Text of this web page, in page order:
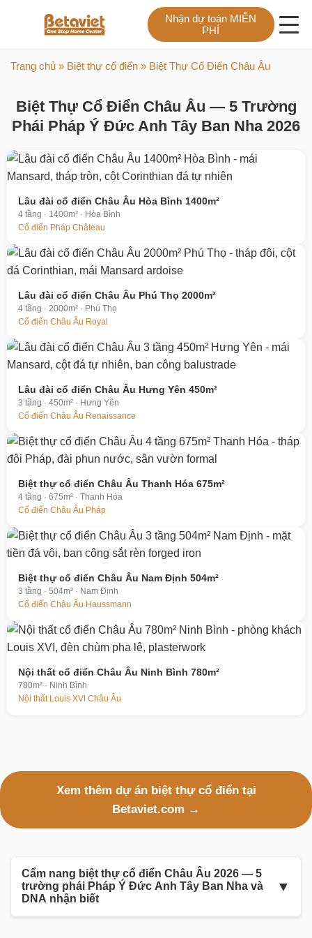
Nhận dự toán MIỄN
PHÍ
Trang chủ » Biệt thự cổ điển » Biệt Thự Cổ Điển Châu Âu
Biệt Thự Cổ Điển Châu Âu — 5 Trường
Phái Pháp Ý Đức Anh Tây Ban Nha 2026
Lâu đài cổ điển Châu Âu Hòa Bình 1400m²
4 tầng · 1400m² · Hòa Bình
Cổ điển Pháp Château
Lâu đài cổ điển Châu Âu Phú Thọ 2000m²
4 tầng · 2000m² · Phú Thọ
Cổ điển Châu Âu Royal
Lâu đài cổ điển Châu Âu Hưng Yên 450m²
3 tầng · 450m² · Hưng Yên
Cổ điển Châu Âu Renaissance
Biệt thự cổ điển Châu Âu Thanh Hóa 675m²
4 tầng · 675m² · Thanh Hóa
Cổ điển Châu Âu Pháp
Biệt thự cổ điển Châu Âu Nam Định 504m²
3 tầng · 504m² · Nam Định
Cổ điển Châu Âu Haussmann
Nội thất cổ điển Châu Âu Ninh Bình 780m²
780m² · Ninh Bình
Nội thất Louis XVI Châu Âu
Xem thêm dự án biệt thự cổ điển tại
Betaviet.com →
Cẩm nang biệt thự cổ điển Châu Âu 2026 — 5
trường phái Pháp Ý Đức Anh Tây Ban Nha và
DNA nhận biết
▼